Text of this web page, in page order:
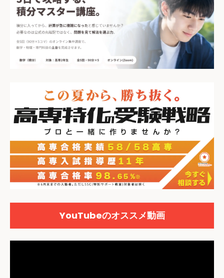
YouTubeのオススメ動画